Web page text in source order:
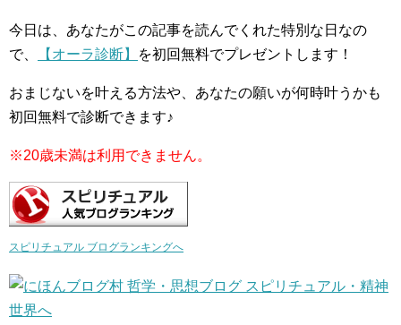
今日は、あなたがこの記事を読んでくれた特別な日なの
で、
【オーラ診断】 を初回無料でプレゼントします！
おまじないを叶える方法や、あなたの願いが何時叶うかも
初回無料で診断できます♪
※20歳未満は利用できません。
スピリチュアル ブログランキングへ